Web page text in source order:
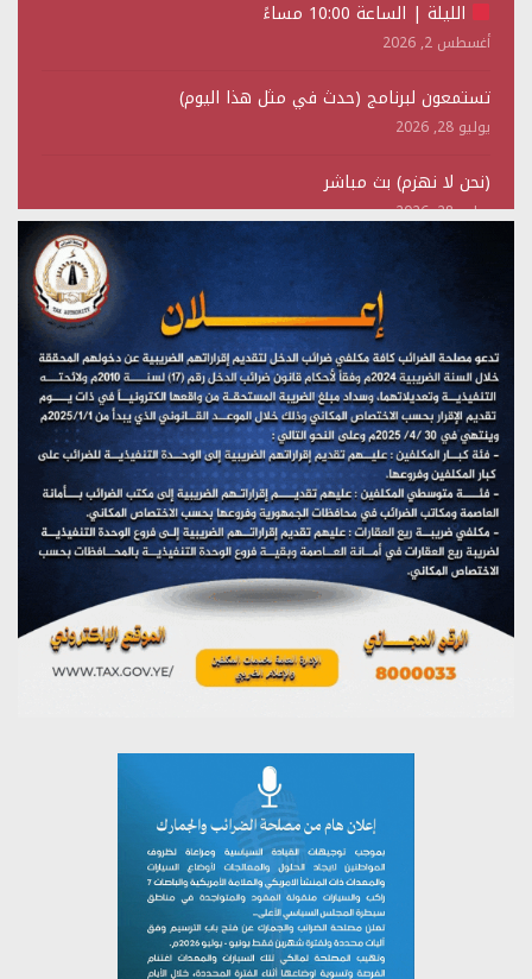
الليلة | الساعة 10:00 مساءً
أغسطس 2, 2026
تستمعون لبرنامج (حدث في مثل هذا اليوم)
يوليو 28, 2026
(نحن لا نهزم) بث مباشر
يوليو 28, 2026
تستمعون لبرنامج (هندسة الوهم)
مؤتمر صحفي لمركز عين الإنسانية حول جرائم تحالف العدوان
على اليمن
يوليو 27, 2026
تستمعون لبرنامج (مع السيد القائد)
يوليو 26, 2026
تستمعون لبرنامج (خبر وعلم)
يوليو 26, 2026